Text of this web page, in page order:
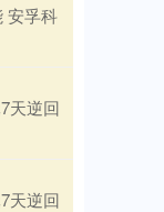
安孚科
天逆回
天逆回